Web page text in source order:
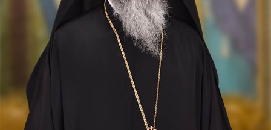
Leon Armeanul, luptătorul
împotriva icoanelor, și fiind el
episcop al Cizicului, de...
Sfântul Ierarh Miron,
Episcopul Cretei
Pentru o viață îmbunătățită ca
aceasta a fost pus preot al
sfintei biserici a lui Dumnezeu